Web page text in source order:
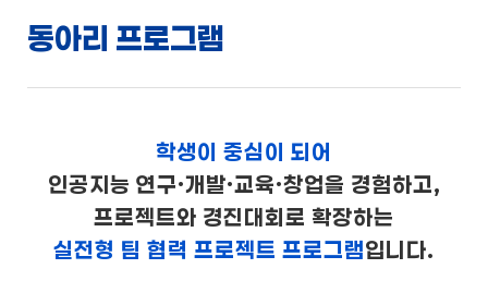
동아리 프로그램
학생이 중심이 되어
인공지능 연구·개발·교육·창업을 경험하고,
프로젝트와 경진대회로 확장하는
실전형 팀 협력 프로젝트 프로그램입니다.